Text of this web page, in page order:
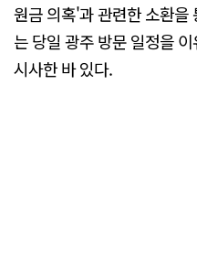
원금 의혹'과 관련한 소환을
는 당일 광주 방문 일정을
시사한 바 있다.